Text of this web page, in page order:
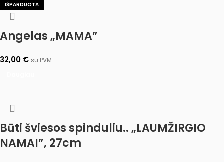
IŠPARDUOTA
Angelas „MAMA”
32,00 € su PVM
Būti šviesos spinduliu.. „LAUMŽIRGIO
NAMAI”, 27cm